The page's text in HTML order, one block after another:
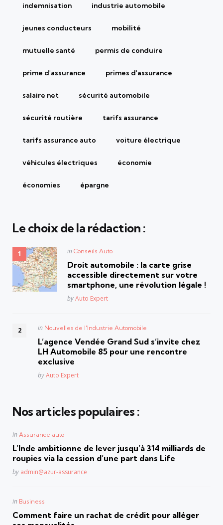
indemnisation industrie automobile
jeunes conducteurs mobilité
mutuelle santé permis de conduire
prime d'assurance primes d'assurance
salaire net sécurité automobile
sécurité routière tarifs assurance
tarifs assurance auto voiture électrique
véhicules électriques économie
économies épargne
Le choix de la rédaction :
Posted
in Conseils Auto
Droit automobile : la carte grise
accessible directement sur votre
smartphone, une révolution légale !
Posted
byAuto Expert
Posted
in Nouvelles de l'Industrie Automobile
L’agence Vendée Grand Sud s’invite chez
LH Automobile 85 pour une rencontre
exclusive
Posted
byAuto Expert
Nos articles populaires :
Posted
in Assurance auto
L’Inde ambitionne de lever jusqu’à 314 milliards de
roupies via la cession d’une part dans Life
Posted
by admin@azur-assurance
Posted
in Business
Comment faire un rachat de crédit pour alléger